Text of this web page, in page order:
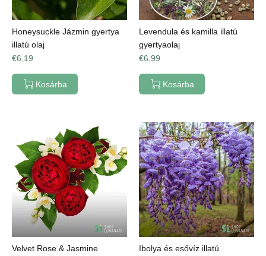
Honeysuckle Jázmin gyertya
illatú olaj
€6,19
Kosárba
Levendula és kamilla illatú
gyertyaolaj
€6,99
Kosárba
Velvet Rose & Jasmine
Ibolya és esővíz illatú